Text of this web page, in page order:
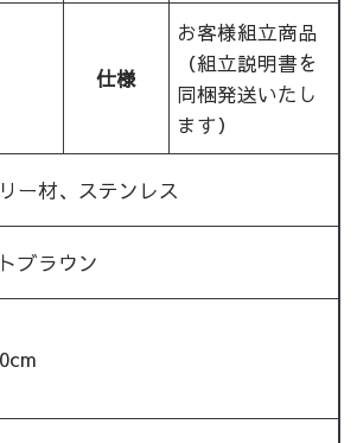
仕様
お客様組立商品
（組立説明書を
同梱発送いたし
ます）
ー材、ステンレス
ブラウン